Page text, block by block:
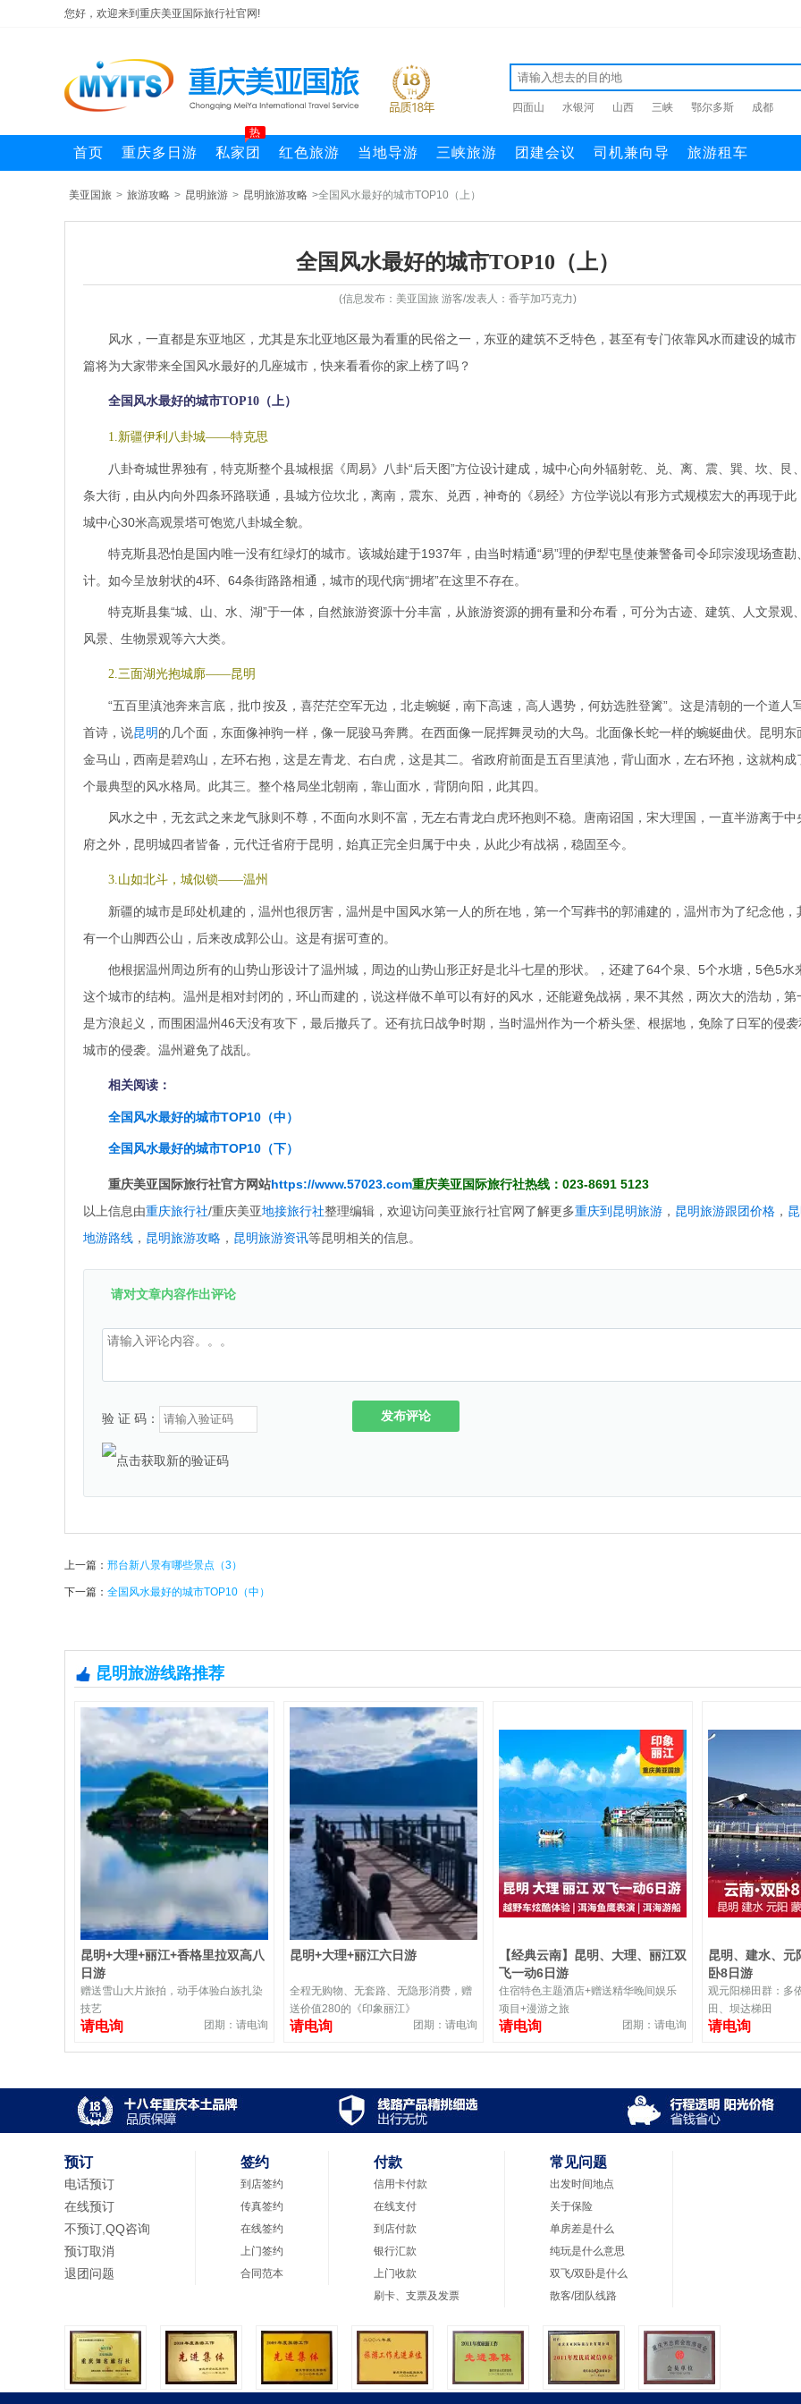
您好，欢迎来到重庆美亚国际旅行社官网!
四面山 水银河 山西 三峡 鄂尔多斯 成都
首页 重庆多日游 私家团
热
红色旅游 当地导游 三峡旅游 团建会议 司机兼向导 旅游租车
美亚国旅 > 旅游攻略 > 昆明旅游 > 昆明旅游攻略 >全国风水最好的城市TOP10（上）
全国风水最好的城市TOP10（上）
(信息发布：美亚国旅 游客/发表人：香芋加巧克力)
风水，一直都是东亚地区，尤其是东北亚地区最为看重的民俗之一，东亚的建筑不乏特色，甚至有专门依靠风水而建设的城市
篇将为大家带来全国风水最好的几座城市，快来看看你的家上榜了吗？
全国风水最好的城市TOP10（上）
1.新疆伊利八卦城——特克思
八卦奇城世界独有，特克斯整个县城根据《周易》八卦“后天图”方位设计建成，城中心向外辐射乾、兑、离、震、巽、坎、艮
条大街，由从内向外四条环路联通，县城方位坎北，离南，震东、兑西，神奇的《易经》方位学说以有形方式规模宏大的再现于此
城中心30米高观景塔可饱览八卦城全貌。
特克斯县恐怕是国内唯一没有红绿灯的城市。该城始建于1937年，由当时精通“易”理的伊犁屯垦使兼警备司令邱宗浚现场查勘
计。如今呈放射状的4环、64条街路路相通，城市的现代病“拥堵”在这里不存在。
特克斯县集“城、山、水、湖”于一体，自然旅游资源十分丰富，从旅游资源的拥有量和分布看，可分为古迹、建筑、人文景观
风景、生物景观等六大类。
2.三面湖光抱城廓——昆明
“五百里滇池奔来言底，批巾按及，喜茫茫空军无边，北走蜿蜒，南下高速，高人遇势，何妨选胜登篱”。这是清朝的一个道人
首诗，说昆明的几个面，东面像神驹一样，像一屁骏马奔腾。在西面像一屁挥舞灵动的大鸟。北面像长蛇一样的蜿蜒曲伏。昆明东
金马山，西南是碧鸡山，左环右抱，这是左青龙、右白虎，这是其二。省政府前面是五百里滇池，背山面水，左右环抱，这就构成
个最典型的风水格局。此其三。整个格局坐北朝南，靠山面水，背阴向阳，此其四。
风水之中，无玄武之来龙气脉则不尊，不面向水则不富，无左右青龙白虎环抱则不稳。唐南诏国，宋大理国，一直半游离于中
府之外，昆明城四者皆备，元代迁省府于昆明，始真正完全归属于中央，从此少有战祸，稳固至今。
3.山如北斗，城似锁——温州
新疆的城市是邱处机建的，温州也很厉害，温州是中国风水第一人的所在地，第一个写葬书的郭浦建的，温州市为了纪念他，
有一个山脚西公山，后来改成郭公山。这是有据可查的。
他根据温州周边所有的山势山形设计了温州城，周边的山势山形正好是北斗七星的形状。，还建了64个泉、5个水塘，5色5水
这个城市的结构。温州是相对封闭的，环山而建的，说这样做不单可以有好的风水，还能避免战祸，果不其然，两次大的浩劫，第
是方浪起义，而围困温州46天没有攻下，最后撤兵了。还有抗日战争时期，当时温州作为一个桥头堡、根据地，免除了日军的侵袭
城市的侵袭。温州避免了战乱。
相关阅读：
全国风水最好的城市TOP10（中）
全国风水最好的城市TOP10（下）
重庆美亚国际旅行社官方网站https://www.57023.com重庆美亚国际旅行社热线：023-8691 5123
以上信息由重庆旅行社/重庆美亚地接旅行社整理编辑，欢迎访问美亚旅行社官网了解更多重庆到昆明旅游 ， 昆明旅游跟团价格 ，
地游路线 ， 昆明旅游攻略 ， 昆明旅游资讯等昆明相关的信息。
请对文章内容作出评论
验 证 码： 发布评论
上一篇： 邢台新八景有哪些景点（3）
下一篇： 全国风水最好的城市TOP10（中）
昆明旅游线路推荐
昆明+大理+丽江+香格里拉双高八
日游
赠送雪山大片旅拍，动手体验白族扎染
技艺
请电询 团期：请电询
昆明+大理+丽江六日游
全程无购物、无套路、无隐形消费，赠
送价值280的《印象丽江》
请电询 团期：请电询
【经典云南】昆明、大理、丽江双
飞一动6日游
住宿特色主题酒店+赠送精华晚间娱乐
项目+漫游之旅
请电询 团期：请电询
昆明、建水、元
卧8日游
观元阳梯田群：多
田、坝达梯田
请电询
预订
电话预订
在线预订
不预订,QQ咨询
预订取消
退团问题
签约
到店签约
传真签约
在线签约
上门签约
合同范本
付款
信用卡付款
在线支付
到店付款
银行汇款
上门收款
刷卡、支票及发票
常见问题
出发时间地点
关于保险
单房差是什么
纯玩是什么意思
双飞/双卧是什么
散客/团队线路